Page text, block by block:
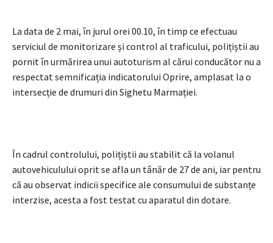
La data de 2 mai, în jurul orei 00.10, în timp ce efectuau
serviciul de monitorizare și control al traficului, polițiștii au
pornit în urmărirea unui autoturism al cărui conducător nu a
respectat semnificația indicatorului Oprire, amplasat la o
intersecție de drumuri din Sighetu Marmației.
În cadrul controlului, polițiștii au stabilit că la volanul
autovehiculului oprit se afla un tânăr de 27 de ani, iar pentru
că au observat indicii specifice ale consumului de substanțe
interzise, acesta a fost testat cu aparatul din dotare.